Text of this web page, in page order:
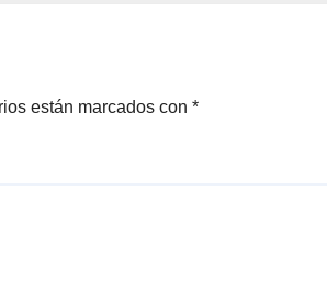
están marcados con *